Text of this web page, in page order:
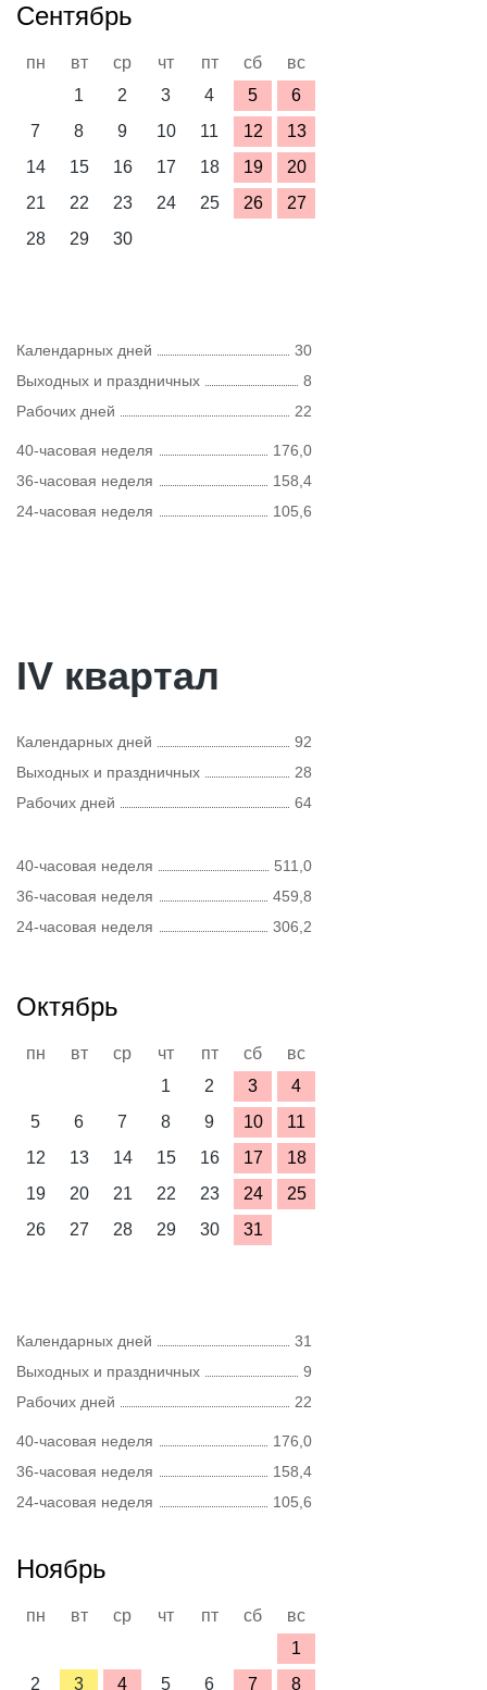
Сентябрь
пн вт ср чт пт сб
вс
1
2 3 4 5
6
7
8 9 10 11 12
13
14
15 16 17 18 19
20
21
22 23 24 25 26
27
28
29 30
Календарных дней
30
Выходных и праздничных
8
Рабочих дней
22
40-часовая неделя
176,0
36-часовая неделя
158,4
24-часовая неделя
105,6
IV квартал
Календарных дней
92
Выходных и праздничных
28
Рабочих дней
64
40-часовая неделя
511,0
36-часовая неделя
459,8
24-часовая неделя
306,2
Октябрь
пн вт ср чт пт сб
вс
1
2 3
4
5
6 7 8 9 10
11
12
13 14 15 16 17
18
19
20 21 22 23 24
25
26
27 28 29 30 31
Календарных дней
31
Выходных и праздничных
9
Рабочих дней
22
40-часовая неделя
176,0
36-часовая неделя
158,4
24-часовая неделя
105,6
Ноябрь
пн вт ср чт пт сб
вс
1
2
3 4 5 6 7 8